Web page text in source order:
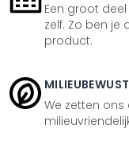
Een groot
zelf. Zo ben je
product.
MILIEUBEWUST
We zetten